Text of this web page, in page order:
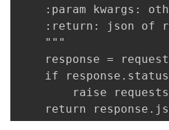
:param kwargs:
:return: json of
"""
response =
if
raise
return response.json()这